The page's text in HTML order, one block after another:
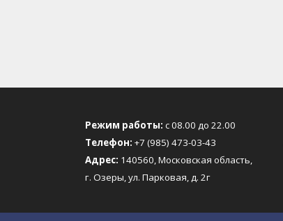
Режим работы: с 08.00 до 22.00
Телефон: +7 (985) 473-03-43
Адрес: 140560, Московская область,
г. Озеры, ул. Парковая, д. 2г